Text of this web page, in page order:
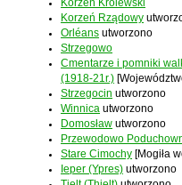
Korzeń Królewski
Korzeń Rządowy
Orléans utworzono
Strzegowo
Cmentarze i pomniki
(1918-21r.)
Strzegocin utworzono
Winnica utworzono
Domosław utworzono
Przewodowo
Stare Cimochy [Mogiła
Ieper (Ypres) utworzono